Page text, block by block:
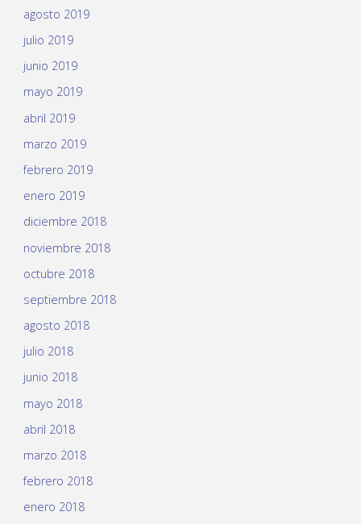
agosto 2019
julio 2019
junio 2019
mayo 2019
abril 2019
marzo 2019
febrero 2019
enero 2019
diciembre 2018
noviembre 2018
octubre 2018
septiembre 2018
agosto 2018
julio 2018
junio 2018
mayo 2018
abril 2018
marzo 2018
febrero 2018
enero 2018